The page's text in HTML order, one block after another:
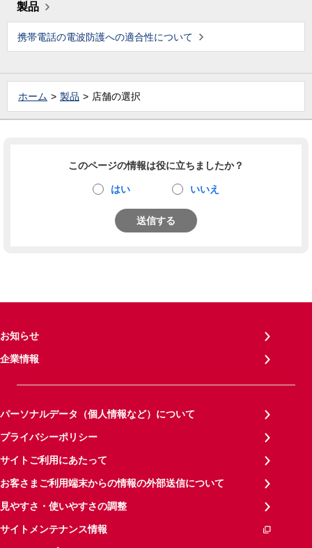
製品
携帯電話の電波防護への適合性について
ホーム 製品 店舗の選択
このページの情報は役に立ちましたか？
はい いいえ
送信する
お知らせ
企業情報
パーソナルデータ（個人情報など）について
プライバシーポリシー
サイトご利用にあたって
お客さまご利用端末からの情報の外部送信について
見やすさ・使いやすさの調整
サイトメンテナンス情報